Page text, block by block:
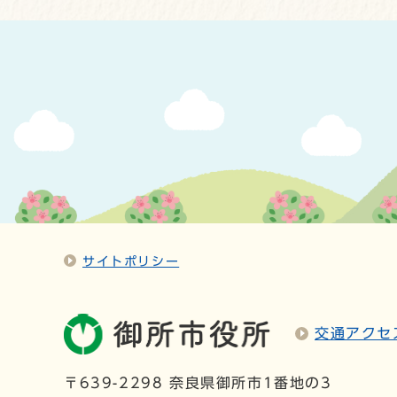
サイトポリシー
交通アクセ
〒639-2298 奈良県御所市1番地の3